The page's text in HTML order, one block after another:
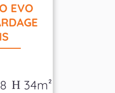
EVO
34m²